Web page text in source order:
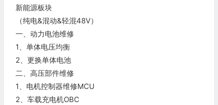
新能源板块
（纯电&混动&轻混48V）
一、动力电池维修
1、单体电压均衡
2、更换单体电池
二、高压部件维修
1、电机控制器维修MCU
2、车载充电机OBC